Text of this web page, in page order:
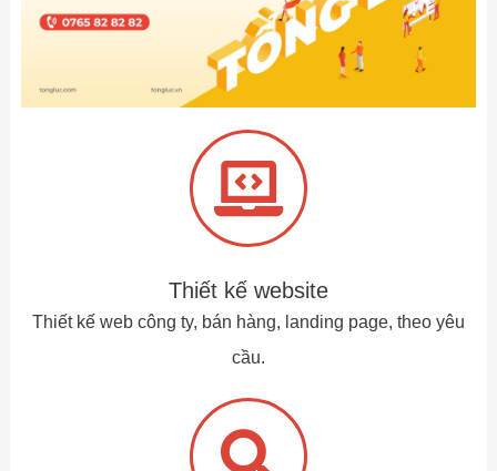
Thiết kế website
Thiết kế web công ty, bán hàng, landing page, theo yêu
cầu.